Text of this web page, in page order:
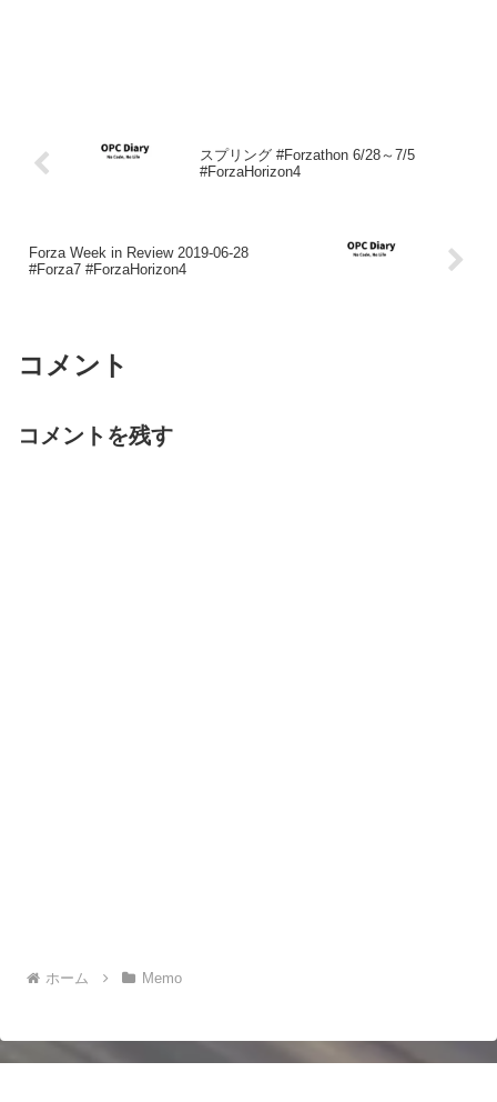
スプリング #Forzathon 6/28～7/5
#ForzaHorizon4
Forza Week in Review 2019-06-28
#Forza7 #ForzaHorizon4
コメント
コメントを残す
ホーム Memo